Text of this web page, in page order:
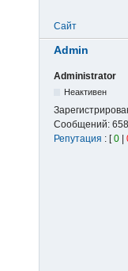
Сайт
Admin
Administrator
Неактивен
Сообщений: 658
Репутация : [0